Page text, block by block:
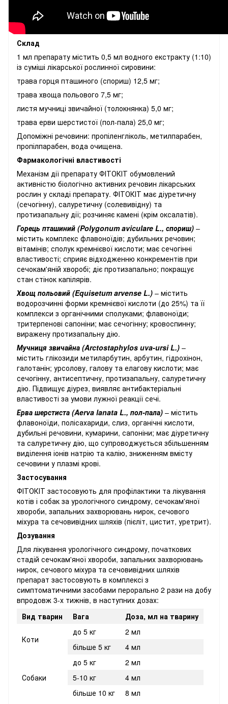
Склад
1 мл препарату містить 0,5 мл водного екстракту (1:10)
із суміші лікарської рослинної сировини:
трава горця пташиного (спориш) 12,5 мг;
трава хвоща польового 7,5 мг;
листя мучниці звичайної (толокнянка) 5,0 мг;
трава ерви шерстистої (пол-пала) 25,0 мг;
Допоміжні речовини: пропіленгліколь, метилпарабен,
пропілпарабен, вода очищена.
Фармакологічні властивості
Механізм дії препарату ФІТОКІТ обумовлений
активністю біологічно активних речовин лікарських
рослин у складі препарату. ФІТОКІТ має діуретичну
(сечогінну), салуретичну (солевивідну) та
протизапальну дії; розчиняє камені (крім оксалатів).
Горець пташиний (Polygonum aviculare L., спориш) –
містить комплекс флавоноїдів; дубильних речовин;
вітамінів; сполук кремнієвої кислоти; має сечогінні
властивості; сприяє відходженню конкрементів при
сечокам'яній хворобі; діє протизапально; покращує
стан стінок капілярів.
Хвощ польовий (Equisetum arvense L.) – містить
водорозчинні форми кремнієвої кислоти (до 25%) та її
комплекси з органічними сполуками; флавоноїди;
тритерпенові сапоніни; має сечогінну; кровоспинну;
виражену протизапальну дію.
Мучниця звичайна (Arctostaphylos uva-ursi L.) –
містить глікозиди метиларбутин, арбутин, гідрохінон,
галотанін; урсолову, галову та елагову кислоти; має
сечогінну, антисептичну, протизапальну, салуретичну
дію. Підвищує діурез, виявляє антибактеріальні
властивості за умови лужної реакції сечі.
Ерва шерстиста (Aerva lanata L., пол-пала) – містить
флавоноїди, полісахариди, слиз, органічні кислоти,
дубильні речовини, кумарини, сапоніни; має діуретичну
та салуретичну дію, що супроводжується збільшенням
виділення іонів натрію та калію, зниженням вмісту
сечовини у плазмі крові.
Застосування
ФІТОКІТ застосовують для профілактики та лікування
котів і собак за урологічного синдрому, сечокам'яної
хвороби, запальних захворювань нирок, сечового
міхура та сечовивідних шляхів (пієліт, цистит, уретрит).
Дозування
Для лікування урологічного синдрому, початкових
стадій сечокам'яної хвороби, запальних захворювань
нирок, сечового міхура та сечовивідних шляхів
препарат застосовують в комплексі з
симптоматичними засобами перорально 2 рази на добу
впродовж 3-х тижнів, в наступних дозах:
Вид тварин
Вага Доза, мл на тварину
Коти
до 5 кг
2 мл
більше 5 кг
4 мл
Собаки
до 5 кг
2 мл
5-10 кг
4 мл
більше 10 кг
8 мл